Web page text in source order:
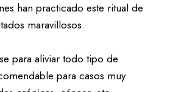
han practicado este ritual de
maravillosos.
para aliviar todo tipo de
para casos muy